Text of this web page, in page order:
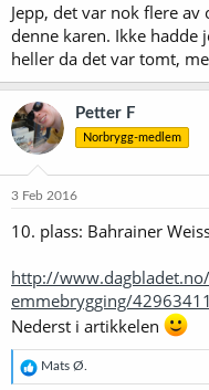
Jepp, det var nok flere
denne karen. Ikke hadde
heller da det var tomt,
Petter F
Norbrygg-medlem
3 Feb 2016
10. plass: Bahrainer
http://
emmebrygging/
Nederst i artikkelen
R
e
Mats Ø.